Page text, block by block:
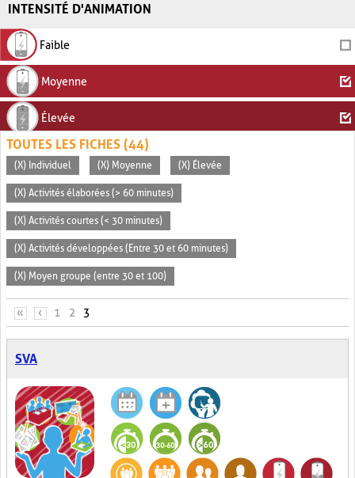
INTENSITÉ D'ANIMATION
Faible
Moyenne
Élevée
TOUTES LES FICHES (44)
(X) Individuel (X) Moyenne (X) Élevée
(X) Activités élaborées (> 60 minutes)
(X) Activités courtes (< 30 minutes)
(X) Activités développées (Entre 30 et 60 minutes)
(X) Moyen groupe (entre 30 et 100)
PAGES
« ‹ 1 2 3
SVA